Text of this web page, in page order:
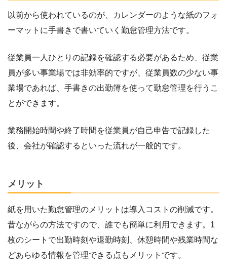
以前から使われているのが、カレンダーのような紙のフォ
ーマットに手書きで書いていく勤怠管理方法です。
従業員一人ひとりの記録を確認する必要があるため、従業
員が多い事業場では非効率的ですが、従業員数の少ない事
業場であれば、手書きの出勤簿を使って勤怠管理を行うこ
とができます。
業務開始時間や終了時間を従業員が自己申告で記録した
後、会社が確認するといった流れが一般的です。
メリット
紙を用いた勤怠管理のメリットは導入コストの削減です。
昔ながらの方法ですので、誰でも簡単に利用できます。1
枚のシートで出勤時刻や退勤時刻、休憩時間や残業時間な
どあらゆる情報を管理できる点もメリットです。